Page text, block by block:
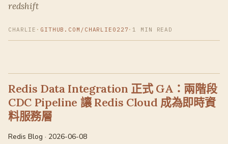
redshift
CHARLIE · GITHUB.COM/CHARLIE0227 · 1 MIN READ
Redis Data Integration 正式 GA：兩階段
CDC Pipeline 讓 Redis Cloud 成為即時資
料服務層
Redis Blog · 2026-06-08